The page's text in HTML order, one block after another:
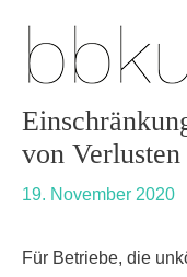
content
von Verlusten
19. November 2020
Für Betriebe, die
navigation